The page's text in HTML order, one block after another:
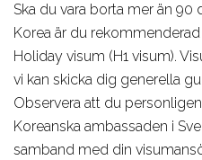
Ska du vara borta mer än 90
Korea är du
Holiday visum (H1 visum).
vi kan skicka dig generella
Observera att du
Koreanska ambassaden i
samband med din